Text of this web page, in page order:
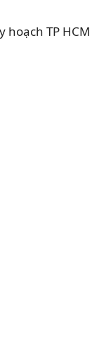
TP HCM